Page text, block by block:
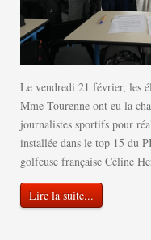
Le vendredi 21 février, les
Mme Tourenne ont eu la
journalistes sportifs pour
installée dans le top 15 du
golfeuse française Céline
Lire la suite...